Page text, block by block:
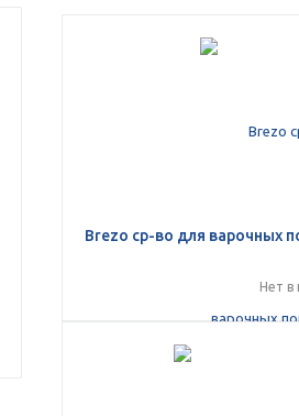
Brezo ср-во для варочных
Нет в